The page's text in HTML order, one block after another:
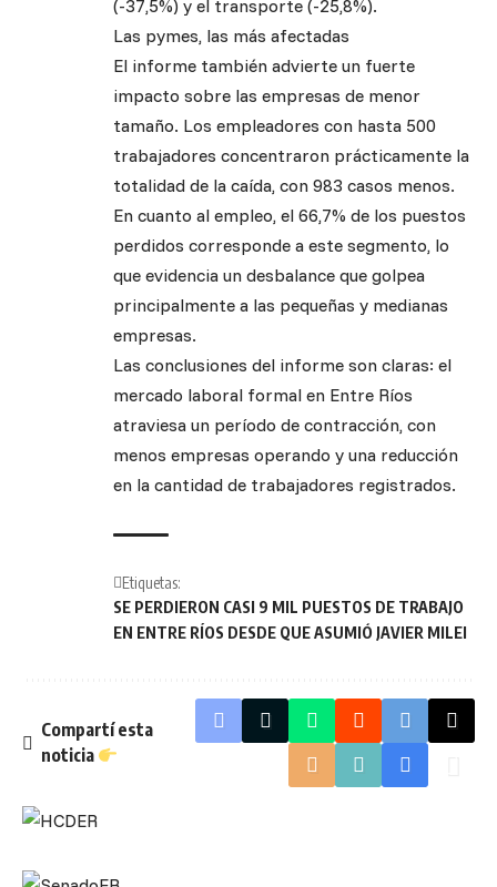
(-37,5%) y el transporte (-25,8%).
Las pymes, las más afectadas
El informe también advierte un fuerte
impacto sobre las empresas de menor
tamaño. Los empleadores con hasta 500
trabajadores concentraron prácticamente la
totalidad de la caída, con 983 casos menos.
En cuanto al empleo, el 66,7% de los puestos
perdidos corresponde a este segmento, lo
que evidencia un desbalance que golpea
principalmente a las pequeñas y medianas
empresas.
Las conclusiones del informe son claras: el
mercado laboral formal en Entre Ríos
atraviesa un período de contracción, con
menos empresas operando y una reducción
en la cantidad de trabajadores registrados.
Etiquetas:
SE PERDIERON CASI 9 MIL PUESTOS DE TRABAJO
EN ENTRE RÍOS DESDE QUE ASUMIÓ JAVIER MILEI
Compartí esta
noticia